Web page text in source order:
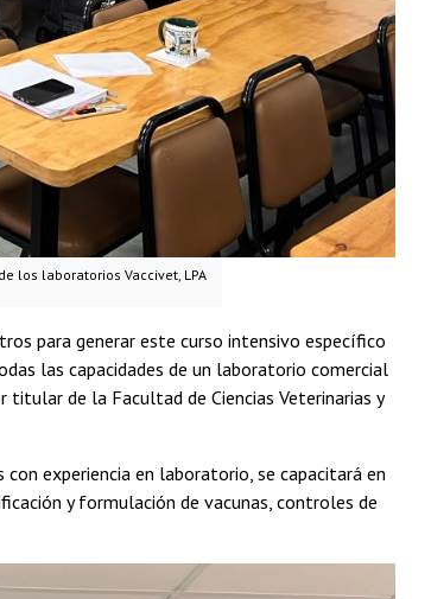
los laboratorios Vaccivet, LPA
para generar este curso intensivo específico
las capacidades de un laboratorio comercial
titular de la Facultad de Ciencias Veterinarias y
experiencia en laboratorio, se capacitará en
y formulación de vacunas, controles de